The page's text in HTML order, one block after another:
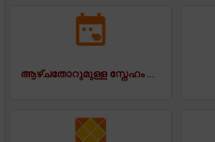
ആഴ്ചതോറുമുള്ള സ്നേഹം ജാതകം